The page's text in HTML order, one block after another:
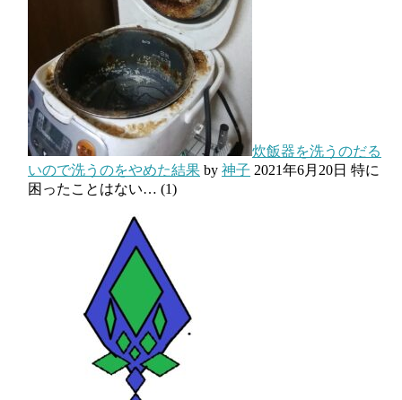
炊飯器を洗うのだる
いので洗うのをやめた結果 by 神子 2021年6月20日 特に
困ったことはない… (1)